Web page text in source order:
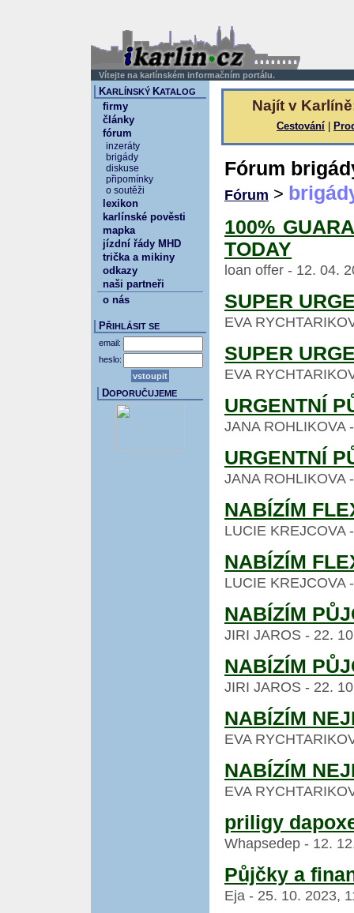
Vítejte na karlínském informačním portálu.
Najít v
Cestování
Fórum
Fórum >
100%
TODAY
loan offer - 12. 04.
SUPER
EVA
SUPER
EVA
URGENTNÍ
JANA ROHLIKOVA
URGENTNÍ
JANA ROHLIKOVA
NABÍZÍM
LUCIE KREJCOVA
NABÍZÍM
LUCIE KREJCOVA
NABÍZÍM
JIRI JAROS - 22.
NABÍZÍM
JIRI JAROS - 22.
NABÍZÍM
EVA
NABÍZÍM
EVA
priligy
Whapsedep - 12.
Půjčky a
Eja - 25. 10. 2023,
KARLÍNSKÝ KATALOG
firmy
články
fórum
inzeráty
brigády
diskuse
připomínky
o soutěži
lexikon
karlínské pověsti
mapka
jízdní řády MHD
trička a mikiny
odkazy
naši partneři
o nás
PŘIHLÁSIT SE
email:
heslo:
DOPORUČUJEME